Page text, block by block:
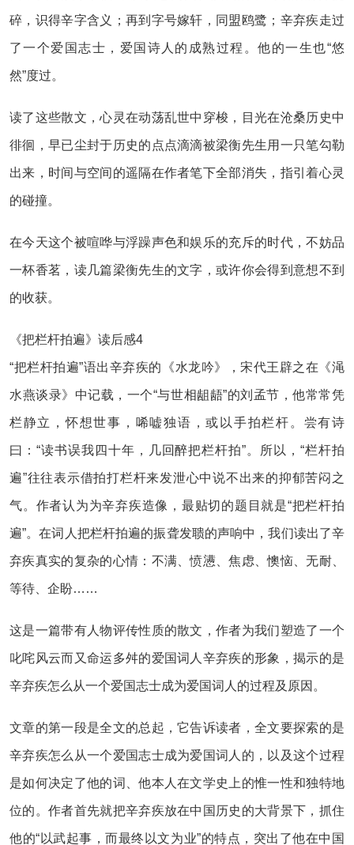
碎，识得辛字含义；再到字号嫁轩，同盟鸥鹭；辛弃疾走过
了一个爱国志士，爱国诗人的成熟过程。他的一生也“悠
然”度过。
读了这些散文，心灵在动荡乱世中穿梭，目光在沧桑历史中
徘徊，早已尘封于历史的点点滴滴被梁衡先生用一只笔勾勒
出来，时间与空间的遥隔在作者笔下全部消失，指引着心灵
的碰撞。
在今天这个被喧哗与浮躁声色和娱乐的充斥的时代，不妨品
一杯香茗，读几篇梁衡先生的文字，或许你会得到意想不到
的收获。
《把栏杆拍遍》读后感4
“把栏杆拍遍”语出辛弃疾的《水龙吟》，宋代王辟之在《渑
水燕谈录》中记载，一个“与世相龃龉”的刘孟节，他常常凭
栏静立，怀想世事，唏嘘独语，或以手拍栏杆。尝有诗
曰：“读书误我四十年，几回醉把栏杆拍”。所以，“栏杆拍
遍”往往表示借拍打栏杆来发泄心中说不出来的抑郁苦闷之
气。作者认为为辛弃疾造像，最贴切的题目就是“把栏杆拍
遍”。在词人把栏杆拍遍的振聋发聩的声响中，我们读出了辛
弃疾真实的复杂的心情：不满、愤懑、焦虑、懊恼、无耐、
等待、企盼……
这是一篇带有人物评传性质的散文，作者为我们塑造了一个
叱咤风云而又命运多舛的爱国词人辛弃疾的形象，揭示的是
辛弃疾怎么从一个爱国志士成为爱国词人的过程及原因。
文章的第一段是全文的总起，它告诉读者，全文要探索的是
辛弃疾怎么从一个爱国志士成为爱国词人的，以及这个过程
是如何决定了他的词、他本人在文学史上的惟一性和独特地
位的。作者首先就把辛弃疾放在中国历史的大背景下，抓住
他的“以武起事，而最终以文为业”的特点，突出了他在中国